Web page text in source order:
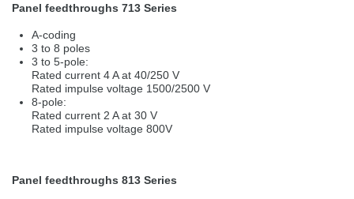
Váš prohlížeč se zdá být v jiném jazyce, než je právě používaný jazyk. Tato
stránka je k dispozici také v angličtině. Přejete si přepnout na anglickou
verzi?
Přepněte na anglickou verzi
Panel feedthroughs 713 Series
A-coding
3 to 8 poles
3 to 5-pole:
Rated current 4 A at 40/250 V
Rated impulse voltage 1500/2500 V
8-pole:
Rated current 2 A at 30 V
Rated impulse voltage 800V
Panel feedthroughs 813 Series